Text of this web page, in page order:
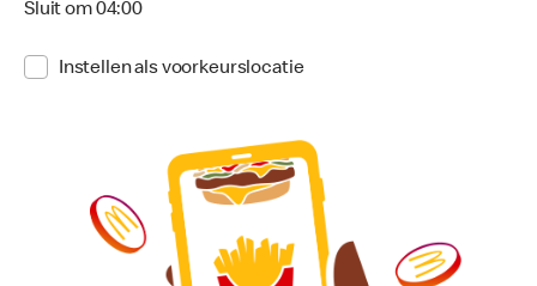
Sluit om 04:00
Instellen als voorkeurslocatie